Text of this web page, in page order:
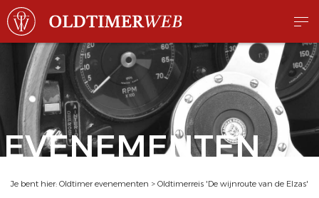
EVENEMENTEN
Je bent hier: Oldtimer evenementen > Oldtimerreis 'De wijnroute van de Elzas'